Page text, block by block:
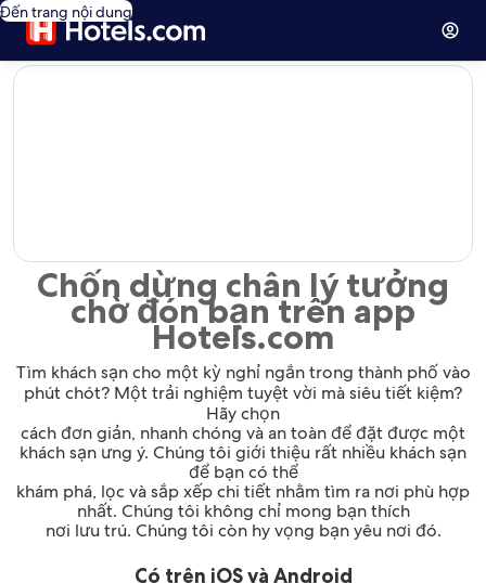
Đến trang nội dung
editorial
Chốn dừng chân lý tưởng
chờ đón bạn trên app
Hotels.com
Tìm khách sạn cho một kỳ nghỉ ngắn trong thành phố vào
phút chót? Một trải nghiệm tuyệt vời mà siêu tiết kiệm?
Hãy chọn
cách đơn giản, nhanh chóng và an toàn để đặt được một
khách sạn ưng ý. Chúng tôi giới thiệu rất nhiều khách sạn
để bạn có thể
khám phá, lọc và sắp xếp chi tiết nhằm tìm ra nơi phù hợp
nhất. Chúng tôi không chỉ mong bạn thích
nơi lưu trú. Chúng tôi còn hy vọng bạn yêu nơi đó.
Có trên iOS và Android